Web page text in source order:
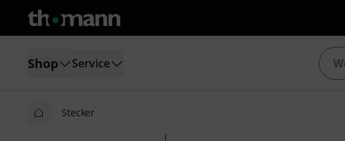
Shop Service
Stecker